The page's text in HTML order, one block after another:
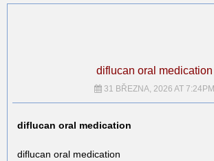
diflucan oral medication
31 BŘEZNA, 2026 AT 7:24PM
diflucan oral medication
diflucan oral medication